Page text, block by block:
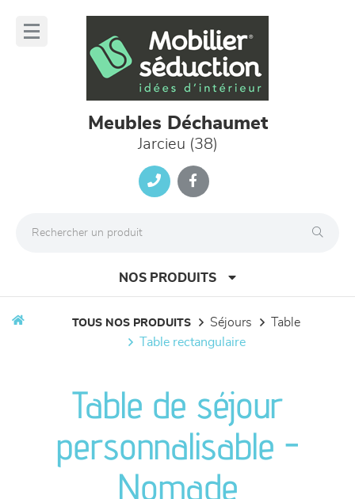
Meubles Déchaumet
Jarcieu (38)
NOS PRODUITS
meubles de complément
chambres et dressing
TOUS NOS PRODUITS séjours
table
table rectangulaire
Table de séjour
personnalisable -
Nomade